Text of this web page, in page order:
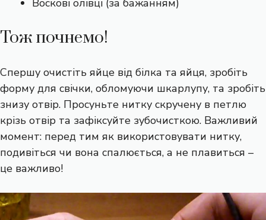
Воскові олівці (за бажанням)
Тож почнемо!
Спершу очистіть яйце від білка та яйця, зробіть
форму для свічки, обломуючи шкарлупу, та зробіть
знизу отвір. Просуньте нитку скручену в петлю
крізь отвір та зафіксуйте зубочисткою. Важливий
момент: перед тим як використовувати нитку,
подивіться чи вона спалюється, а не плавиться –
це важливо!